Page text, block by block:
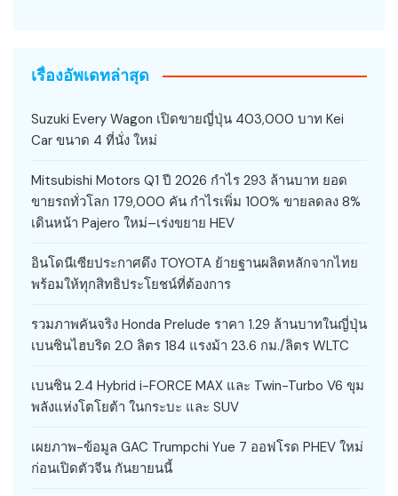
เรื่องอัพเดทล่าสุด
Suzuki Every Wagon เปิดขายญี่ปุ่น 403,000 บาท Kei
Car ขนาด 4 ที่นั่ง ใหม่
Mitsubishi Motors Q1 ปี 2026 กำไร 293 ล้านบาท ยอด
ขายรถทั่วโลก 179,000 คัน กำไรเพิ่ม 100% ขายลดลง 8%
เดินหน้า Pajero ใหม่–เร่งขยาย HEV
อินโดนีเซียประกาศดึง TOYOTA ย้ายฐานผลิตหลักจากไทย
พร้อมให้ทุกสิทธิประโยชน์ที่ต้องการ
รวมภาพคันจริง Honda Prelude ราคา 1.29 ล้านบาทในญี่ปุ่น
เบนซินไฮบริด 2.0 ลิตร 184 แรงม้า 23.6 กม./ลิตร WLTC
เบนซิน 2.4 Hybrid i-FORCE MAX และ Twin-Turbo V6 ขุม
พลังแห่งโตโยต้า ในกระบะ และ SUV
เผยภาพ-ข้อมูล GAC Trumpchi Yue 7 ออฟโรด PHEV ใหม่
ก่อนเปิดตัวจีน กันยายนนี้